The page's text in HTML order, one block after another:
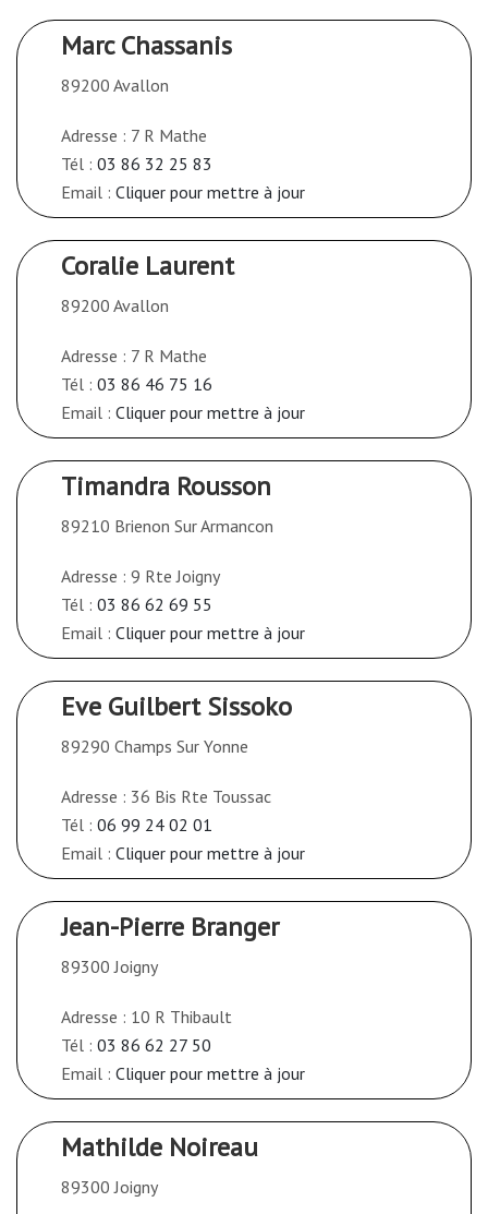
Marc Chassanis
89200 Avallon
Adresse : 7 R Mathe
Tél : 03 86 32 25 83
Email : Cliquer pour mettre à jour
Coralie Laurent
89200 Avallon
Adresse : 7 R Mathe
Tél : 03 86 46 75 16
Email : Cliquer pour mettre à jour
Timandra Rousson
89210 Brienon Sur Armancon
Adresse : 9 Rte Joigny
Tél : 03 86 62 69 55
Email : Cliquer pour mettre à jour
Eve Guilbert Sissoko
89290 Champs Sur Yonne
Adresse : 36 Bis Rte Toussac
Tél : 06 99 24 02 01
Email : Cliquer pour mettre à jour
Jean-Pierre Branger
89300 Joigny
Adresse : 10 R Thibault
Tél : 03 86 62 27 50
Email : Cliquer pour mettre à jour
Mathilde Noireau
89300 Joigny